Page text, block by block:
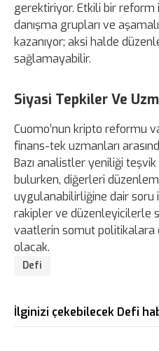
gerektiriyor. Etkili bir reform
danışma grupları ve
kazanıyor; aksi halde
sağlamayabilir.
Siyasi Tepkiler Ve
Cuomo’nun kripto reformu
finans-tek uzmanları
Bazı analistler yeniliği
bulurken, diğerleri
uygulanabilirliğine dair soru
rakipler ve düzenleyicilerle
vaatlerin somut politikalara
olacak.
Defi
İlginizi çekebilecek Defi